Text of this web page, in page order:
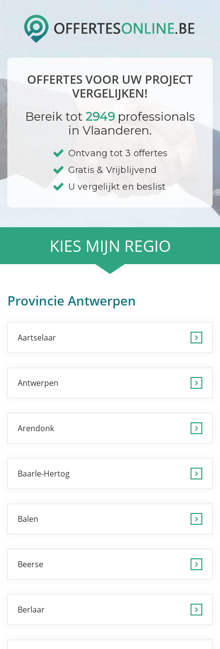
OFFERTES VOOR UW PROJECT
VERGELIJKEN!
Bereik tot 2949 professionals
in Vlaanderen.
Ontvang tot 3 offertes
Gratis & Vrijblijvend
U vergelijkt en beslist
KIES MIJN REGIO
Provincie Antwerpen
Aartselaar
Antwerpen
Arendonk
Baarle-Hertog
Balen
Beerse
Berlaar